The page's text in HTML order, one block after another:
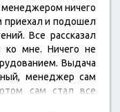
ничего
приехал и подошел
Все рассказал
ко мне. Ничего не
Выдача
менеджер сам
сам стал все